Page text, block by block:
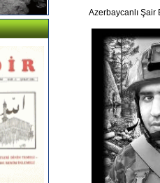
Azerbaycanlı Şair